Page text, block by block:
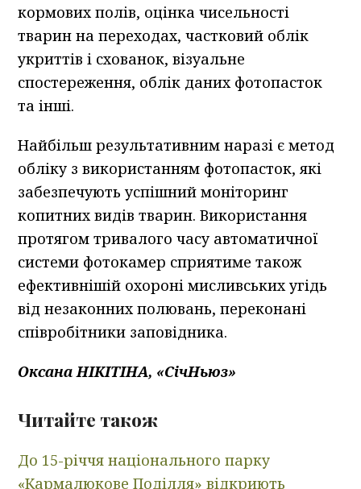
кормових полів, оцінка чисельності
тварин на переходах, частковий облік
укриттів і схованок, візуальне
спостереження, облік даних фотопасток
та інші.
Найбільш результативним наразі є метод
обліку з використанням фотопасток, які
забезпечують успішний моніторинг
копитних видів тварин. Використання
протягом тривалого часу автоматичної
системи фотокамер сприятиме також
ефективнішій охороні мисливських угідь
від незаконних полювань, переконані
співробітники заповідника.
Оксана НІКІТІНА, «СічНьюз»
Читайте також
До 15-річчя національного парку
«Кармалюкове Поділля» відкриють